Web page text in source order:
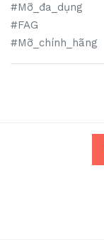
#Mỡ_đa_dụng
#FAG
#Mỡ_chính_hãng